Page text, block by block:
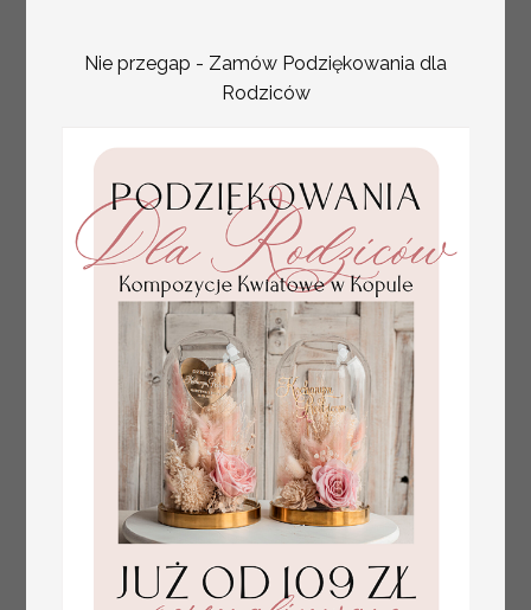
tłoczone kwiaty na
winietkach ślubnych
Nie przegap - Zamów Podziękowania dla
Rodziców